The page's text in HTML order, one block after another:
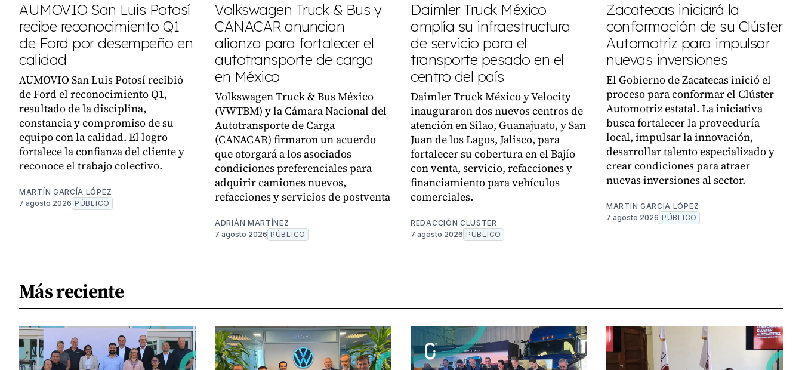
AUMOVIO San Luis Potosí
recibe reconocimiento Q1
de Ford por desempeño en
calidad
AUMOVIO San Luis Potosí recibió
de Ford el reconocimiento Q1,
resultado de la disciplina,
constancia y compromiso de su
equipo con la calidad. El logro
fortalece la confianza del cliente y
reconoce el trabajo colectivo.
MARTÍN GARCÍA LÓPEZ
7 agosto 2026 PÚBLICO
Volkswagen Truck & Bus y
CANACAR anuncian
alianza para fortalecer el
autotransporte de carga
en México
Volkswagen Truck & Bus México
(VWTBM) y la Cámara Nacional del
Autotransporte de Carga
(CANACAR) firmaron un acuerdo
que otorgará a los asociados
condiciones preferenciales para
adquirir camiones nuevos,
refacciones y servicios de postventa
ADRIÁN MARTÍNEZ
7 agosto 2026 PÚBLICO
Daimler Truck México
amplía su infraestructura
de servicio para el
transporte pesado en el
centro del país
Daimler Truck México y Velocity
inauguraron dos nuevos centros de
atención en Silao, Guanajuato, y San
Juan de los Lagos, Jalisco, para
fortalecer su cobertura en el Bajío
con venta, servicio, refacciones y
financiamiento para vehículos
comerciales.
REDACCIÓN CLUSTER
7 agosto 2026 PÚBLICO
Zacatecas iniciará la
conformación de su Clúster
Automotriz para impulsar
nuevas inversiones
El Gobierno de Zacatecas inició el
proceso para conformar el Clúster
Automotriz estatal. La iniciativa
busca fortalecer la proveeduría
local, impulsar la innovación,
desarrollar talento especializado y
crear condiciones para atraer
nuevas inversiones al sector.
MARTÍN GARCÍA LÓPEZ
7 agosto 2026 PÚBLICO
Más reciente